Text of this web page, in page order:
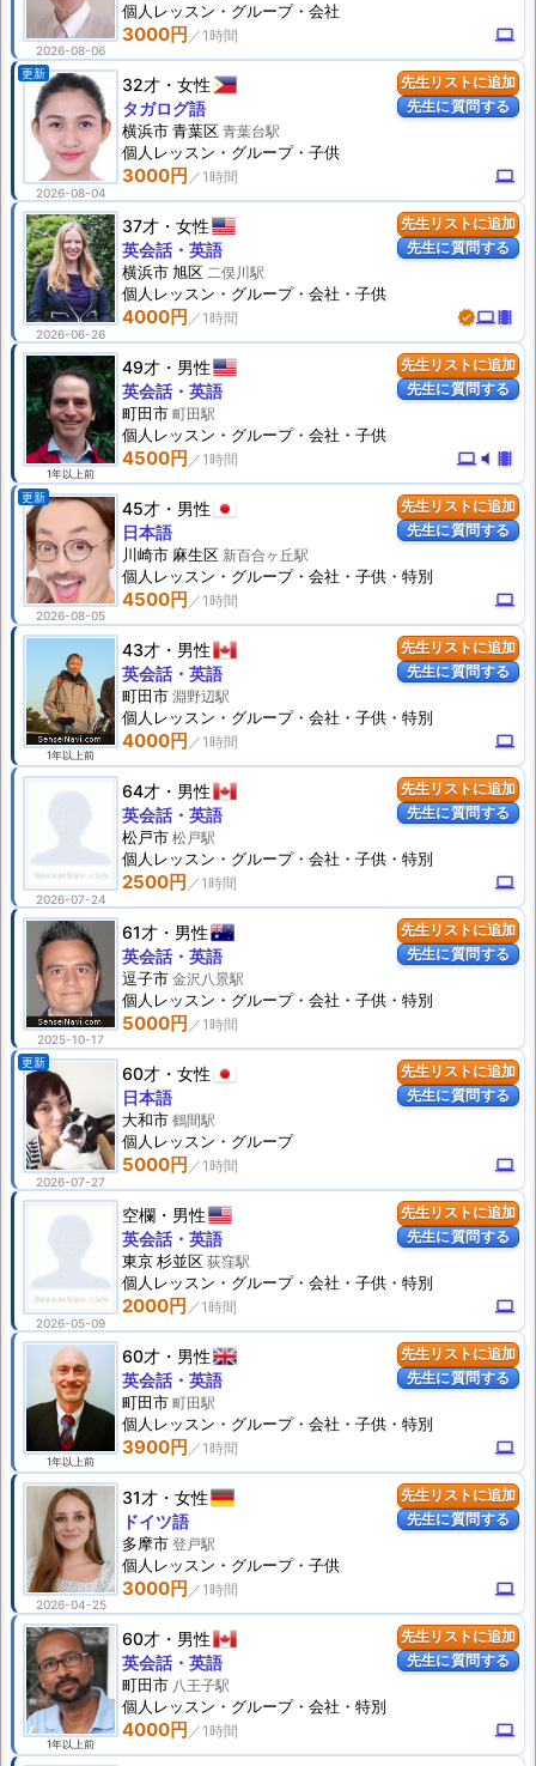
2026-08-06
3000円 computer
個人 レッスン ・グループ・会社
先生リストに追加
先生に質問する
更新
2026-08-04
32才 女性
3000円 computer
タガログ語
横浜市 青葉区 青葉台駅
個人 レッスン ・グループ・子供
先生リストに追加
先生に質問する
2026-06-26
37才 女性
4000円 verifiedcomputertheaters
英会話・英語
横浜市 旭区 二俣川駅
個人 レッスン ・グループ・会社・子供
先生リストに追加
先生に質問する
1年以上前
49才 男性
4500円 computer volume_mute theaters
英会話・英語
町田市 町田駅
個人 レッスン ・グループ・会社・子供
先生リストに追加
先生に質問する
更新
2026-08-05
45才 男性
4500円 computer
日本語
川崎市 麻生区 新百合ヶ丘駅
個人 レッスン ・グループ・会社・子供・特別
先生リストに追加
先生に質問する
1年以上前
43才 男性
4000円 computer
英会話・英語
町田市 淵野辺駅
個人 レッスン ・グループ・会社・子供・特別
先生リストに追加
先生に質問する
2026-07-24
64才 男性
2500円 computer
英会話・英語
松戸市 松戸駅
個人 レッスン ・グループ・会社・子供・特別
先生リストに追加
先生に質問する
2025-10-17
61才 男性
5000円
英会話・英語
逗子市 金沢八景駅
個人 レッスン ・グループ・会社・子供・特別
先生リストに追加
先生に質問する
更新
2026-07-27
60才 女性
5000円 computer
日本語
大和市 鶴間駅
個人 レッスン ・グループ
先生リストに追加
先生に質問する
2026-05-09
空欄 男性
2000円 computer
英会話・英語
東京 杉並区 荻窪駅
個人 レッスン ・グループ・会社・子供・特別
先生リストに追加
先生に質問する
1年以上前
60才 男性
3900円 computer
英会話・英語
町田市 町田駅
個人 レッスン ・グループ・会社・子供・特別
先生リストに追加
先生に質問する
2026-04-25
31才 女性
3000円 computer
ドイツ語
多摩市 登戸駅
個人 レッスン ・グループ・子供
先生リストに追加
先生に質問する
1年以上前
60才 男性
4000円 computer
英会話・英語
町田市 八王子駅
個人 レッスン ・グループ・会社・特別